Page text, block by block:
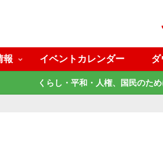
報 イベントカレンダー ダ
くらし・平和・人権、国民のた